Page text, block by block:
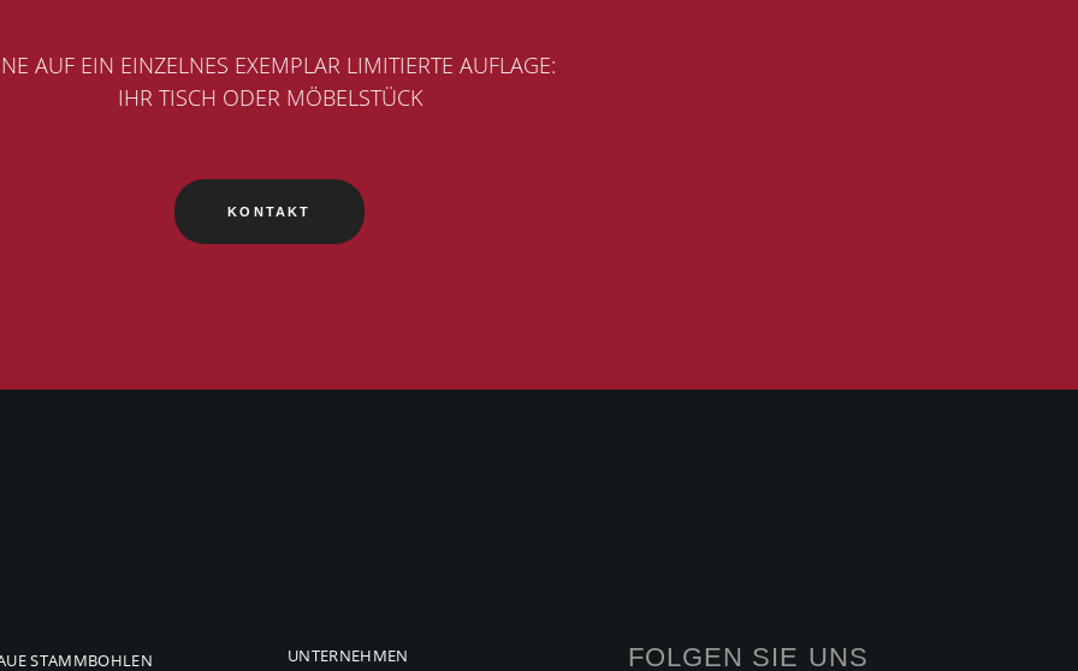
AUF EIN EINZELNES EXEMPLAR LIMITIERTE AUFLAGE:
IHR TISCH ODER MÖBELSTÜCK
KONTAKT
STAMMBOHLEN UNTERNEHMEN FOLGEN SIE UNS